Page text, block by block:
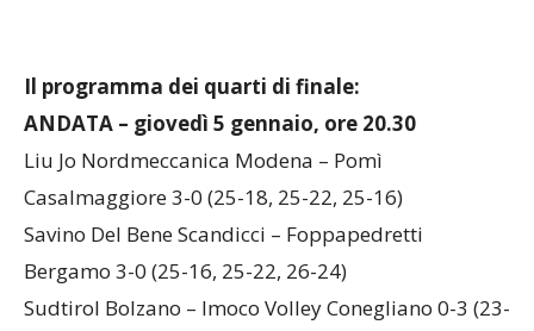
Il programma dei quarti di finale:
ANDATA – giovedì 5 gennaio, ore 20.30
Liu Jo Nordmeccanica Modena – Pomì
Casalmaggiore 3-0 (25-18, 25-22, 25-16)
Savino Del Bene Scandicci – Foppapedretti
Bergamo 3-0 (25-16, 25-22, 26-24)
Sudtirol Bolzano – Imoco Volley Conegliano 0-3 (23-